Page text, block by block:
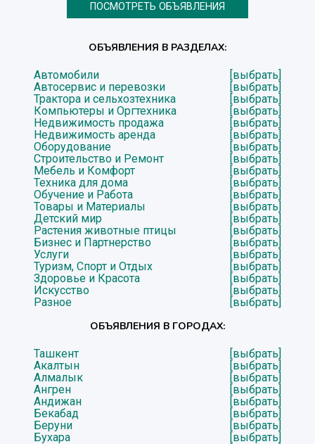
ПОСМОТРЕТЬ ОБЪЯВЛЕНИЯ
ОБЪЯВЛЕНИЯ В РАЗДЕЛАХ:
Автомобили
[выбрать]
Автосервис и перевозки
[выбрать]
Трактора и сельхозтехника
[выбрать]
Компьютеры и Оргтехника
[выбрать]
Недвижимость продажа
[выбрать]
Недвижимость аренда
[выбрать]
Оборудование
[выбрать]
Строительство и Ремонт
[выбрать]
Мебель и Комфорт
[выбрать]
Техника для дома
[выбрать]
Обучение и Работа
[выбрать]
Товары и Материалы
[выбрать]
Детский мир
[выбрать]
Растения животные птицы
[выбрать]
Бизнес и Партнерство
[выбрать]
Услуги
[выбрать]
Туризм, Спорт и Отдых
[выбрать]
Здоровье и Красота
[выбрать]
Искусство
[выбрать]
Разное
[выбрать]
ОБЪЯВЛЕНИЯ В ГОРОДАХ:
Ташкент
[выбрать]
Акалтын
[выбрать]
Алмалык
[выбрать]
Ангрен
[выбрать]
Андижан
[выбрать]
Бекабад
[выбрать]
Беруни
[выбрать]
Бухара
[выбрать]